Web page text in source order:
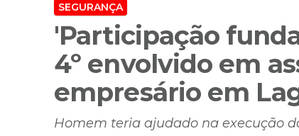
SEGURANÇA
'Participação
4º envolvido em
empresário em
Homem teria ajudado na execução